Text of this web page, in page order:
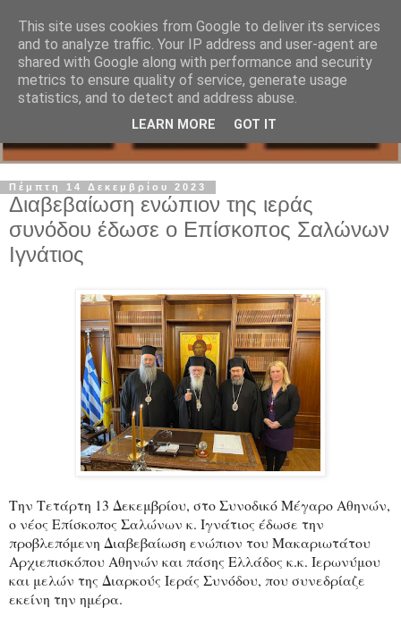
Πέμπτη 14 Δεκεμβρίου 2023
Διαβεβαίωση ενώπιον της ιεράς
συνόδου έδωσε ο Επίσκοπος Σαλώνων
Ιγνάτιος
Την Τετάρτη 13 Δεκεμβρίου, στο Συνοδικό Μέγαρο Αθηνών,
ο νέος Επίσκοπος Σαλώνων κ. Ιγνάτιος έδωσε την
προβλεπόμενη Διαβεβαίωση ενώπιον του Μακαριωτάτου
Αρχιεπισκόπου Αθηνών και πάσης Ελλάδος κ.κ. Ιερωνύμου
και μελών της Διαρκούς Ιεράς Συνόδου, που συνεδρίαζε
εκείνη την ημέρα.
This site uses cookies from Google to deliver its services
and to analyze traffic. Your IP address and user-agent are
shared with Google along with performance and security
metrics to ensure quality of service, generate usage
statistics, and to detect and address abuse.
LEARN MORE GOT IT